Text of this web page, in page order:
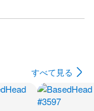
すべて見る